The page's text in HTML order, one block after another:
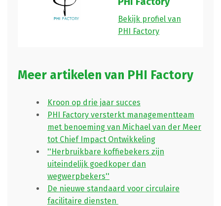
Bekijk profiel van
PHI Factory
Meer artikelen van PHI Factory
Kroon op drie jaar succes
PHI Factory versterkt managementteam
met benoeming van Michael van der Meer
tot Chief Impact Ontwikkeling
''Herbruikbare koffiebekers zijn
uiteindelijk goedkoper dan
wegwerpbekers''
De nieuwe standaard voor circulaire
facilitaire diensten